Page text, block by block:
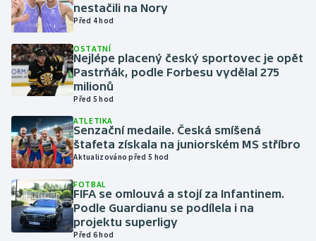
Jezdectví
Judo
Krasobruslení
Lezení
Lyže a snowboard
Moderní pětiboj
Motorsport
nestačili na Nory
Před 4 hod
OSTATNÍ
Nejlépe placený český sportovec je opět
Pastrňák, podle Forbesu vydělal 275
milionů
Před 5 hod
ATLETIKA
Senzační medaile. Česká smíšená
štafeta získala na juniorském MS stříbro
Aktualizováno před 5 hod
FOTBAL
FIFA se omlouvá a stojí za Infantinem.
Podle Guardianu se podílela i na
projektu superligy
Před 6 hod